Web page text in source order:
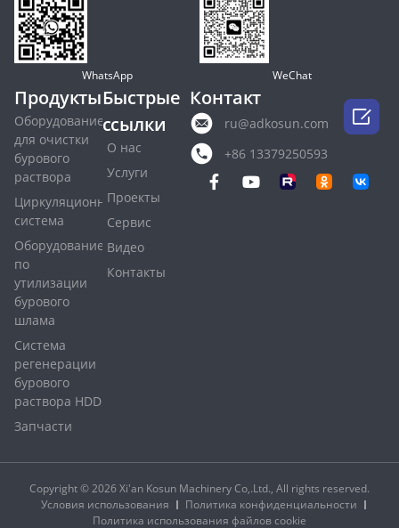
WhatsApp WeChat
Продукты
Оборудование
для очистки
бурового
раствора
Циркуляционная
система
Оборудование
по
утилизации
бурового
шлама
Система
регенерации
бурового
раствора HDD
Запчасти
Быстрые
ссылки
О нас
Услуги
Проекты
Сервис
Видео
Контакты
Контакт
ru@adkosun.com
+86 13379250593
Copyright © 2026 Xi'an Kosun Machinery Co,.Ltd., All rights reserved.
Условия использования
Политика конфиденциальности
Политика использования файлов cookie
